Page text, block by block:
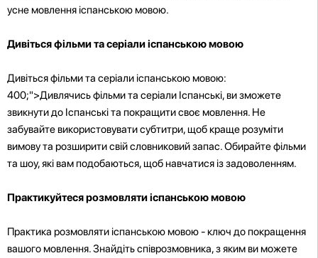
усне мовлення іспанською мовою.
Дивіться фільми та серіали іспанською мовою
Дивіться фільми та серіали іспанською мовою:
400;">Дивлячись фільми та серіали Іспанські, ви зможете
звикнути до Іспанські та покращити своє мовлення. Не
забувайте використовувати субтитри, щоб краще розуміти
вимову та розширити свій словниковий запас. Обирайте фільми
та шоу, які вам подобаються, щоб навчатися із задоволенням.
Практикуйтеся розмовляти іспанською мовою
Практика розмовляти іспанською мовою - ключ до покращення
вашого мовлення. Знайдіть співрозмовника, з яким ви можете